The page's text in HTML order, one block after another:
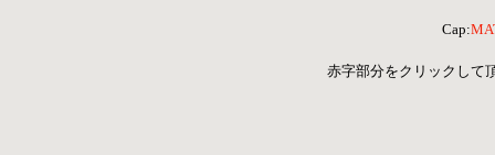
Cap:
赤字部分をクリックして